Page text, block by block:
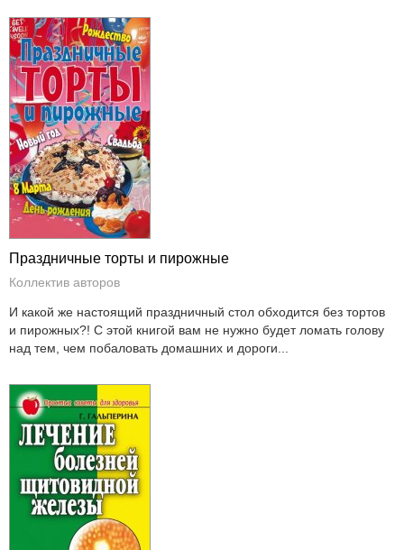
Праздничные торты и пирожные
Коллектив авторов
И какой же настоящий праздничный стол обходится без тортов
и пирожных?! С этой книгой вам не нужно будет ломать голову
над тем, чем побаловать домашних и дороги...